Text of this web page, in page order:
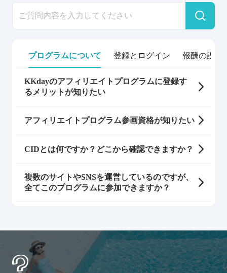
プログラムについて 登録とログイン 報酬の説明
KKdayのアフィリエイトプログラムに登録す
るメリットが知りたい
アフィリエイトプログラム参画資格が知りたい
CIDとは何ですか？どこから確認できますか？
複数のサイトやSNSを運営しているのですが、
全てこのプログラムに参加できますか？